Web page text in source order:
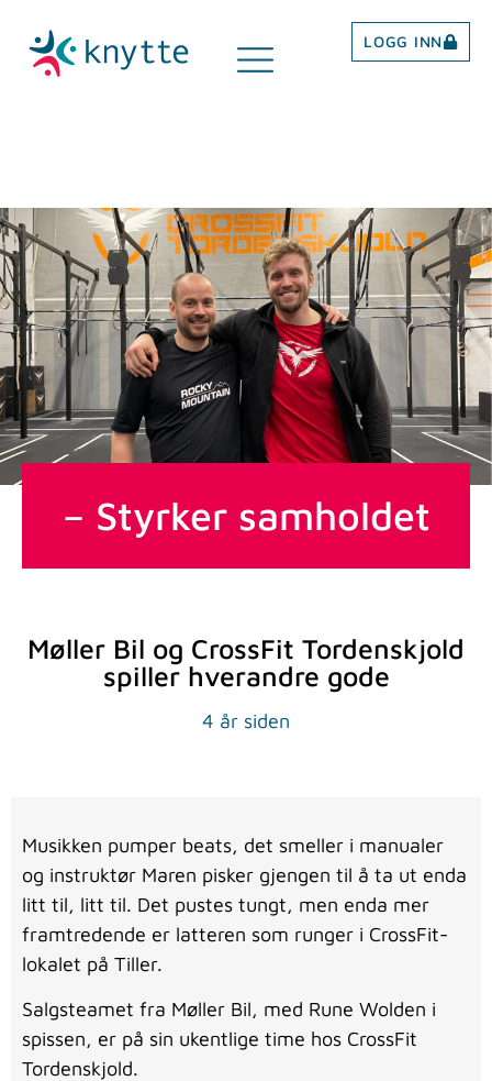
LOGG INN
– Styrker samholdet
Møller Bil og CrossFit Tordenskjold
spiller hverandre gode
4 år siden
Musikken pumper beats, det smeller i manualer
og instruktør Maren pisker gjengen til å ta ut enda
litt til, litt til. Det pustes tungt, men enda mer
framtredende er latteren som runger i CrossFit-
lokalet på Tiller.
Salgsteamet fra Møller Bil, med Rune Wolden i
spissen, er på sin ukentlige time hos CrossFit
Tordenskjold.